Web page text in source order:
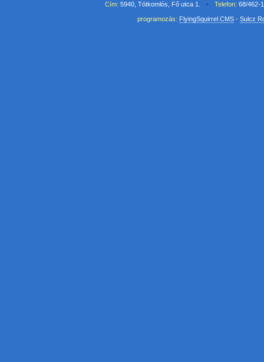
Cím: 5940, Tótkomlós, Fő utca 1. • Telefon: 68/462-
programozás: FlyingSquirrel CMS- Sulcz